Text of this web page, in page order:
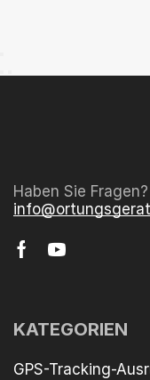
Haben Sie Fragen?
KATEGORIEN
GPS-Tracking-